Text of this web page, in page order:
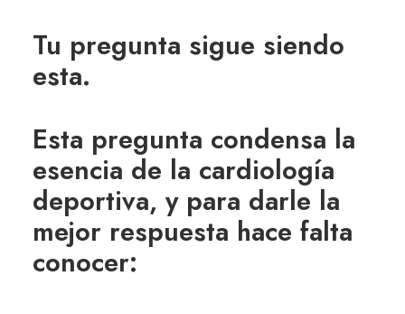
Tu pregunta sigue siendo
esta.
Esta pregunta condensa la
esencia de la cardiología
deportiva, y para darle la
mejor respuesta hace falta
conocer: